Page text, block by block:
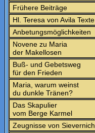
Frühere Beiträge
Hl. Teresa von Avila Texte
Anbetungsmöglichkeiten
Novene zu Maria
der Makellosen
Buß- und Gebetsweg
für den Frieden
Maria, warum weinst
du dunkle Tränen?
Das Skapulier
vom Berge Karmel
Zeugnisse von Sievernich